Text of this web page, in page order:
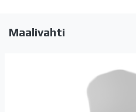
Maalivahti